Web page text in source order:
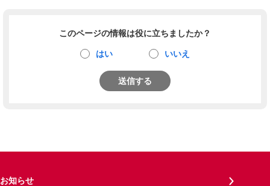
このページの情報は役に立ちましたか？
はい いいえ
送信する
お知らせ